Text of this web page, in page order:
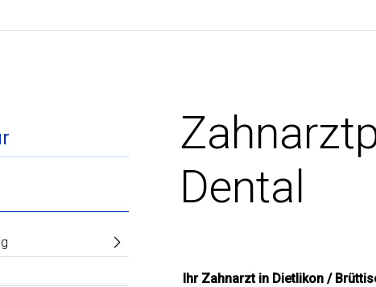
Dental
Ihr Zahnarzt in Dietlikon /